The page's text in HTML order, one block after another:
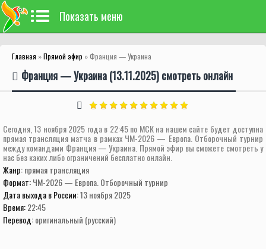
Показать меню
Главная »Прямой эфир » Франция — Украина
Франция — Украина (13.11.2025) смотреть онлайн
Сегодня, 13 ноября 2025 года в 22:45 по МСК на нашем сайте будет доступна
прямая трансляция матча в рамках ЧМ-2026 — Европа. Отборочный турнир
между командами Франция — Украина. Прямой эфир вы сможете смотреть у
нас без каких либо ограничений бесплатно онлайн.
Жанр:прямая трансляция
Формат:ЧМ-2026 — Европа. Отборочный турнир
Дата выхода в России:13 ноября 2025
Время:22:45
Перевод:оригинальный (русский)